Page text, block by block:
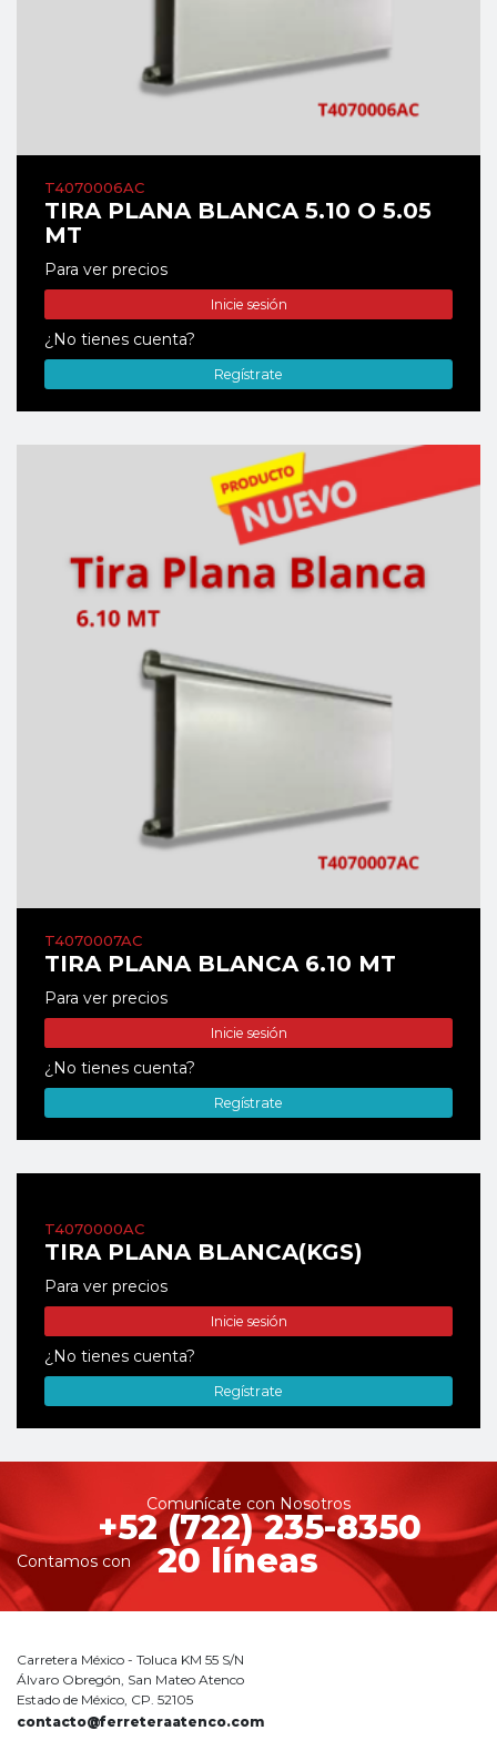
T4070006AC
TIRA PLANA BLANCA 5.10 O 5.05
MT
Para ver precios
Inicie sesión
¿No tienes cuenta?
Regístrate
T4070007AC
TIRA PLANA BLANCA 6.10 MT
Para ver precios
Inicie sesión
¿No tienes cuenta?
Regístrate
T4070000AC
TIRA PLANA BLANCA(KGS)
Para ver precios
Inicie sesión
¿No tienes cuenta?
Regístrate
Comunícate con Nosotros
+52 (722) 235-8350
Contamos con 20 líneas
Carretera México - Toluca KM 55 S/N
Álvaro Obregón, San Mateo Atenco
Estado de México, CP. 52105
contacto@ferreteraatenco.com